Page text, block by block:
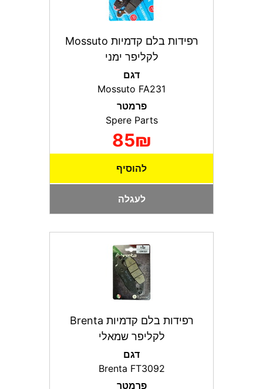
רפידות בלם קדמיות Mossuto
לקליפר ימני
דגם
Mossuto FA231
פרמטר
Spere Parts
85₪
להוסיף
לעגלה
רפידות בלם קדמיות Brenta
לקליפר שמאלי
דגם
Brenta FT3092
פרמטר